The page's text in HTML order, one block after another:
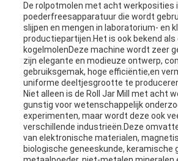
De rolpotmolen met acht werkposities
poederfreesapparatuur die wordt
slijpen en mengen in laboratorium- en
productiepartijen.Het is ook bekend als
kogelmolenDeze machine wordt zeer
zijn elegante en modieuze ontwerp,
gebruiksgemak, hoge efficiëntie,en
uniforme deeltjesgrootte te
Niet alleen is de Roll Jar Mill met acht
gunstig voor wetenschappelijk
experimenten, maar wordt deze ook
verschillende industrieën.Deze
van elektronische materialen,
biologische geneeskunde, keramische